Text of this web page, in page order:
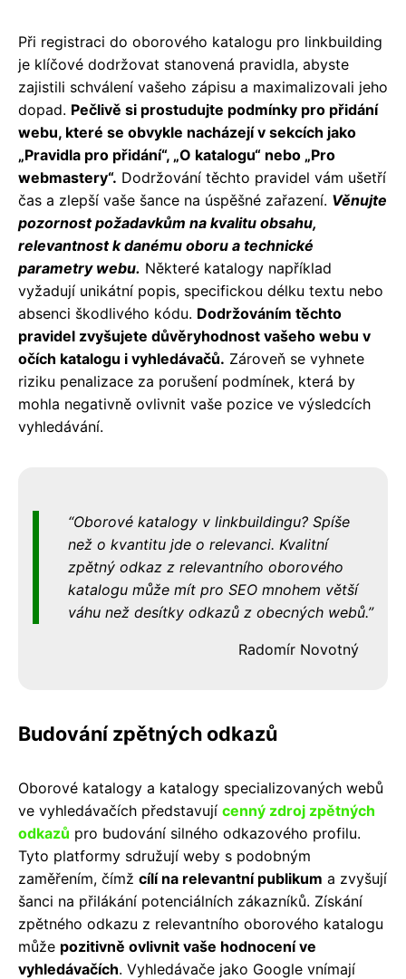
Při registraci do oborového katalogu pro linkbuilding
je klíčové dodržovat stanovená pravidla, abyste
zajistili schválení vašeho zápisu a maximalizovali jeho
dopad. Pečlivě si prostudujte podmínky pro přidání
webu, které se obvykle nacházejí v sekcích jako
„Pravidla pro přidání“, „O katalogu“ nebo „Pro
webmastery“. Dodržování těchto pravidel vám ušetří
čas a zlepší vaše šance na úspěšné zařazení. Věnujte
pozornost požadavkům na kvalitu obsahu,
relevantnost k danému oboru a technické
parametry webu. Některé katalogy například
vyžadují unikátní popis, specifickou délku textu nebo
absenci škodlivého kódu. Dodržováním těchto
pravidel zvyšujete důvěryhodnost vašeho webu v
očích katalogu i vyhledávačů. Zároveň se vyhnete
riziku penalizace za porušení podmínek, která by
mohla negativně ovlivnit vaše pozice ve výsledcích
vyhledávání.
Oborové katalogy v linkbuildingu? Spíše
než o kvantitu jde o relevanci. Kvalitní
zpětný odkaz z relevantního oborového
katalogu může mít pro SEO mnohem větší
váhu než desítky odkazů z obecných webů.
Radomír Novotný
Budování zpětných odkazů
Oborové katalogy a katalogy specializovaných webů
ve vyhledávačích představují cenný zdroj zpětných
odkazů pro budování silného odkazového profilu.
Tyto platformy sdružují weby s podobným
zaměřením, čímž cílí na relevantní publikum a zvyšují
šanci na přilákání potenciálních zákazníků. Získání
zpětného odkazu z relevantního oborového katalogu
může pozitivně ovlivnit vaše hodnocení ve
vyhledávačích. Vyhledávače jako Google vnímají